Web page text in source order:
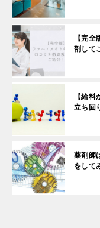
【完
剖して
【給
立ち回
薬剤師
をして